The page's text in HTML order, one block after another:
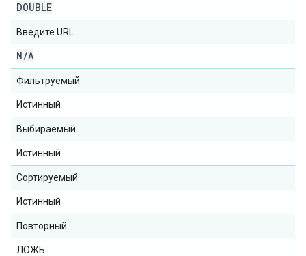
DOUBLE
Введите URL
N/A
Фильтруемый
Истинный
Выбираемый
Истинный
Сортируемый
Истинный
Повторный
ЛОЖЬ